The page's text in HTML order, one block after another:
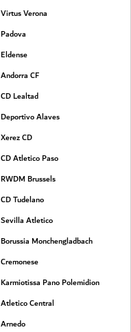
Virtus Verona
Padova
Eldense
Andorra CF
CD Lealtad
Deportivo Alaves
Xerez CD
CD Atletico Paso
RWDM Brussels
CD Tudelano
Sevilla Atletico
Borussia Monchengladbach
Cremonese
Karmiotissa Pano Polemidion
Atletico Central
Arnedo